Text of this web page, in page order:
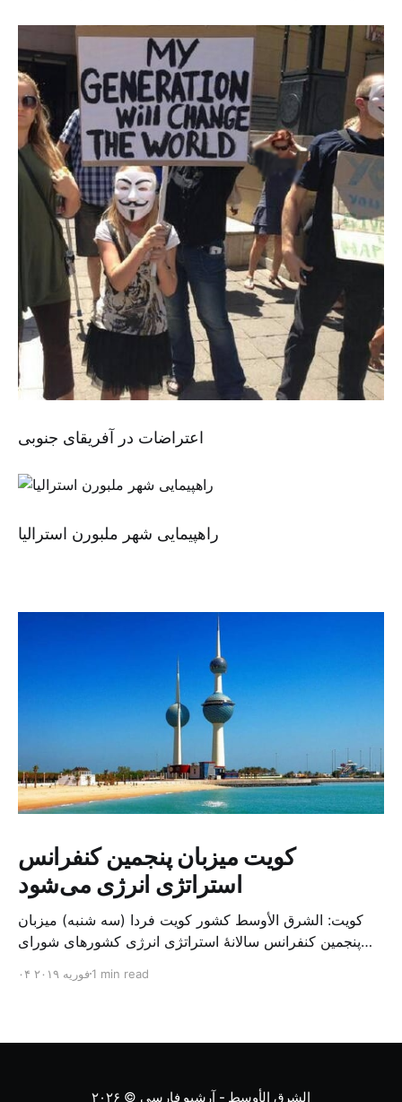
اعتراضات در آفریقای جنوبی
راهپیمایی شهر ملبورن استرالیا
کویت میزبان پنجمین کنفرانس
استراتژی انرژی می‌شود
کویت: الشرق الأوسط کشور کویت فردا (سه شنبه) میزبان
پنجمین کنفرانس سالانهٔ استراتژی انرژی کشورهای شورای
متخصص از شرکت‌های جهانی نفت و گاز در این کنفرانس
۰۴ فوریه ۲۰۱۹1 min read
الشرق الأوسط - آرشیو فارسی © ۲۰۲۶